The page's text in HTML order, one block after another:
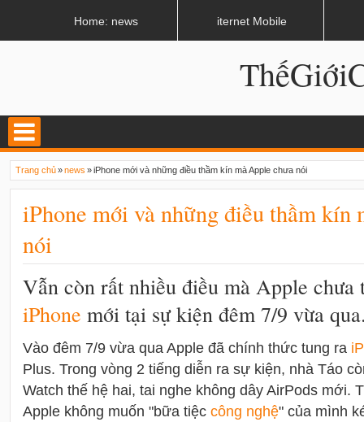
Trang chủ»news »iPhone mới và những điều thầm kín mà Apple chưa nói
iPhone mới và những điều thầm kín
nói
Vẫn còn rất nhiều điều mà Apple chưa
iPhone mới tại sự kiện đêm 7/9 vừa
Vào đêm 7/9 vừa qua Apple đã chính thức tung ra i
Plus. Trong vòng 2 tiếng diễn ra sự kiện, nhà Táo
Watch thế hệ hai, tai nghe không dây AirPods mới.
Apple không muốn "bữa tiệc công nghệ" của mình
Home: news iternet Mobile